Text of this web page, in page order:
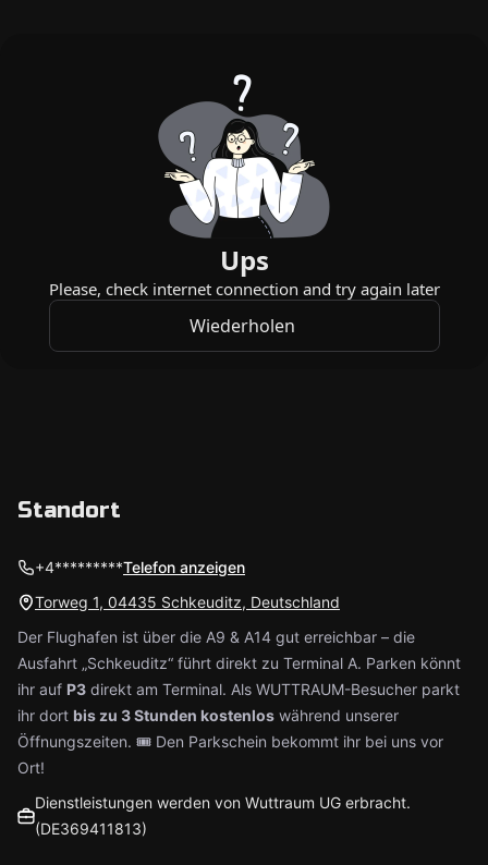
Standort
+4*********Telefon anzeigen
Torweg 1, 04435 Schkeuditz, Deutschland
Der Flughafen ist über die A9 & A14 gut erreichbar – die
Ausfahrt „Schkeuditz“ führt direkt zu Terminal A. Parken könnt
ihr auf P3 direkt am Terminal. Als WUTTRAUM-Besucher parkt
ihr dort bis zu 3 Stunden kostenlos während unserer
Öffnungszeiten. 🎟️ Den Parkschein bekommt ihr bei uns vor
Ort!
Dienstleistungen werden von Wuttraum UG erbracht.
(DE369411813)